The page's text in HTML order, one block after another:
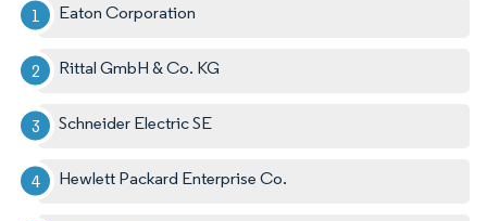
Eaton Corporation
Rittal GmbH & Co. KG
Schneider Electric SE
Hewlett Packard Enterprise Co.